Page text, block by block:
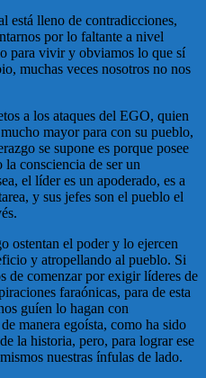
está lleno de contradicciones,
por lo faltante a nivel
para vivir y obviamos lo que sí
muchas veces nosotros no nos
a los ataques del EGO, quien
mayor para con su pueblo,
se supone es porque posee
consciencia de ser un
el líder es un apoderado, es a
y sus jefes son el pueblo el
ostentan el poder y lo ejercen
y atropellando al pueblo. Si
de comenzar por exigir líderes de
faraónicas, para de esta
guíen lo hagan con
manera egoísta, como ha sido
la historia, pero, para lograr ese
nuestras ínfulas de lado.